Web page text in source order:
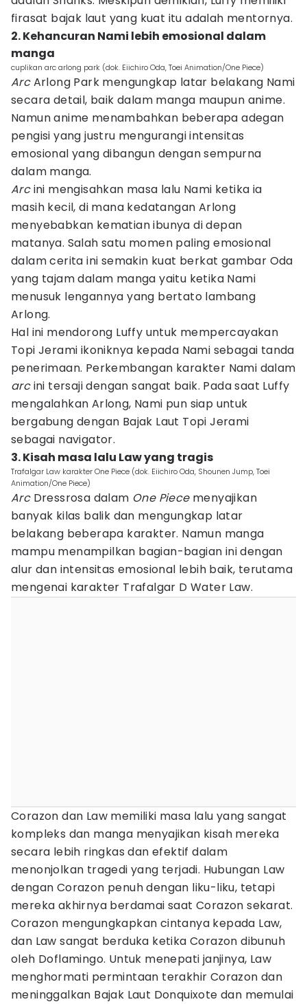
firasat bajak laut yang kuat itu adalah mentornya.
2. Kehancuran Nami lebih emosional dalam
manga
cuplikan arc arlong park (dok. Eiichiro Oda, Toei Animation/One Piece)
ArcArlong Park mengungkap latar belakang Nami
secara detail, baik dalam manga maupun anime.
Namun anime menambahkan beberapa adegan
pengisi yang justru mengurangi intensitas
emosional yang dibangun dengan sempurna
dalam manga.
Arcini mengisahkan masa lalu Nami ketika ia
masih kecil, di mana kedatangan Arlong
menyebabkan kematian ibunya di depan
matanya. Salah satu momen paling emosional
dalam cerita ini semakin kuat berkat gambar Oda
yang tajam dalam manga yaitu ketika Nami
menusuk lengannya yang bertato lambang
Arlong.
Hal ini mendorong Luffy untuk mempercayakan
Topi Jerami ikoniknya kepada Nami sebagai tanda
penerimaan. Perkembangan karakter Nami dalam
arcini tersaji dengan sangat baik. Pada saat Luffy
mengalahkan Arlong, Nami pun siap untuk
bergabung dengan Bajak Laut Topi Jerami
sebagai navigator.
3. Kisah masa lalu Law yang tragis
Trafalgar Law karakter One Piece (dok. Eiichiro Oda, Shounen Jump, Toei
Animation/One Piece)
ArcDressrosa dalam One Piecemenyajikan
banyak kilas balik dan mengungkap latar
belakang beberapa karakter. Namun manga
mampu menampilkan bagian-bagian ini dengan
alur dan intensitas emosional lebih baik, terutama
mengenai karakter Trafalgar D Water Law.
Corazon dan Law memiliki masa lalu yang sangat
kompleks dan manga menyajikan kisah mereka
secara lebih ringkas dan efektif dalam
menonjolkan tragedi yang terjadi. Hubungan Law
dengan Corazon penuh dengan liku-liku, tetapi
mereka akhirnya berdamai saat Corazon sekarat.
Corazon mengungkapkan cintanya kepada Law,
dan Law sangat berduka ketika Corazon dibunuh
oleh Doflamingo. Untuk menepati janjinya, Law
menghormati permintaan terakhir Corazon dan
meninggalkan Bajak Laut Donquixote dan memulai